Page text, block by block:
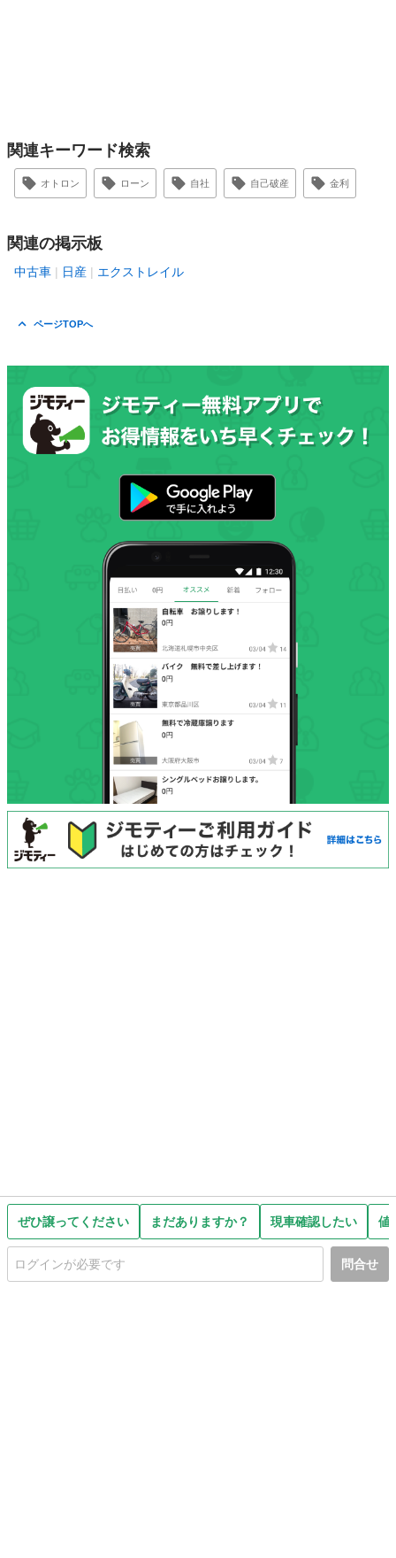
ぜひ譲ってください まだありますか？ 現車確認したい 値
問合せ
関連キーワード検索
オトロン ローン 自社 自己破産 金利
関連の掲示板
中古車 日産 エクストレイル
ページTOPへ